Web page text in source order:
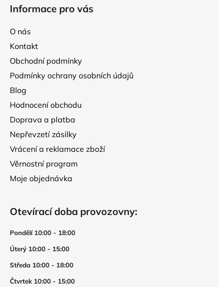
i
Informace pro vás
O nás
Kontakt
Obchodní podmínky
Podmínky ochrany osobních údajů
Blog
Hodnocení obchodu
Doprava a platba
Nepřevzetí zásilky
Vrácení a reklamace zboží
Věrnostní program
Moje objednávka
Otevírací doba provozovny:
Pondělí 10:00 - 18:00
Úterý 10:00 - 15:00
Středa 10:00 - 18:00
Čtvrtek 10:00 - 15:00